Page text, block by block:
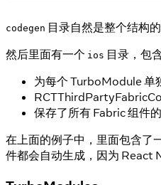
codegen 目录自然是整个结构
然后里面有一个 ios 目录，包
为每个 TurboModule 单
保存了所有 Fabric 组件
在上面的例子中，里面包含了
件都会自动生成，因为 React